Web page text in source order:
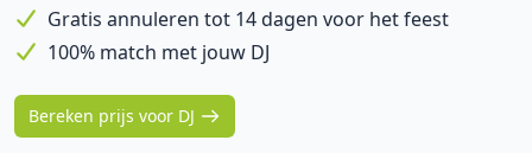
Gratis annuleren tot 14 dagen voor het feest
100% match met jouw DJ
Bereken prijs voor DJ